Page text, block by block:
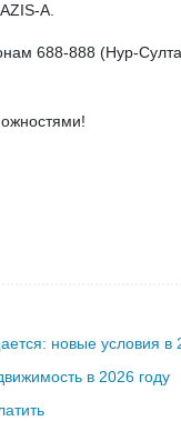
A.
688-888 (Нур-
новые условия в
в 2026 году